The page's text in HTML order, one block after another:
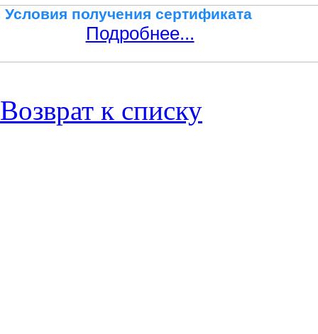
Условия получения сертификата
Подробнее...
Возврат к списку